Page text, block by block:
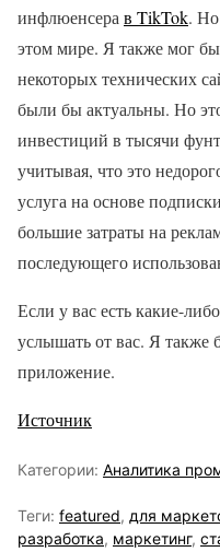
инфлюенсерав TikTok.
этом мире. Я также мог
некоторых технических
были бы актуальны. Но
инвестиций в тысячи
учитывая, что это
услуга на основе
большие затраты на
последующего
Если у вас есть какие-
услышать от вас. Я также
приложение.
Источник
Категории: Аналитика
Теги: featured, для
разработка, маркетинг,